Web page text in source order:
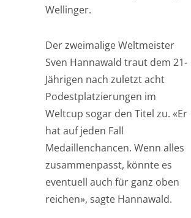
Wellinger.
Der zweimalige Weltmeister
Sven Hannawald traut dem 21-
Jährigen nach zuletzt acht
Podestplatzierungen im
Weltcup sogar den Titel zu. «Er
hat auf jeden Fall
Medaillenchancen. Wenn alles
zusammenpasst, könnte es
eventuell auch für ganz oben
reichen», sagte Hannawald.